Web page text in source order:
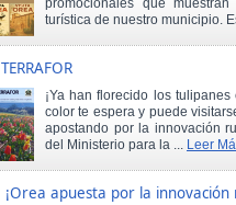
promocionales que
turística de nuestro municipio.
TERRAFOR
¡Ya han florecido los
color te espera y puede
apostando por la innovación
del Ministerio para la ... Leer
¡Orea apuesta por la innovación